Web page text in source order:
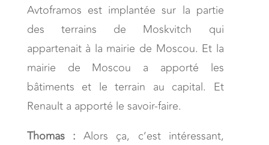
Avtoframos est implantée sur la partie
des terrains de Moskvitch qui
appartenait à la mairie de Moscou. Et la
mairie de Moscou a apporté les
bâtiments et le terrain au capital. Et
Renault a apporté le savoir-faire.
Thomas :Alors ça, c’est intéressant,